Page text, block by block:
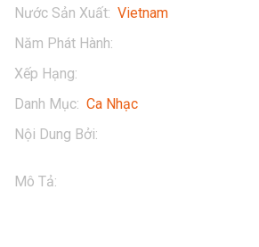
Mô Tả:
Nước Sản Xuất: Vietnam
Năm Phát Hành:
Xếp Hạng:
Danh Mục: Ca Nhạc
Nội Dung Bởi: